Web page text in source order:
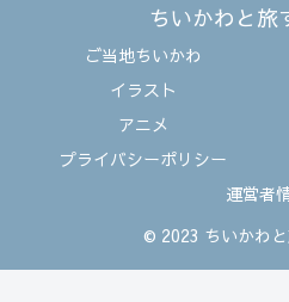
ちいかわと旅
ご当地ちいかわ
イラスト
アニメ
プライバシーポリシー
運営者
© 2023 ちいかわ